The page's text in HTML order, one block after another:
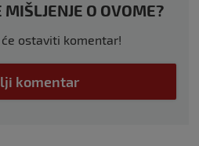
MIŠLJENJE O OVOME?
ostaviti komentar!
komentar